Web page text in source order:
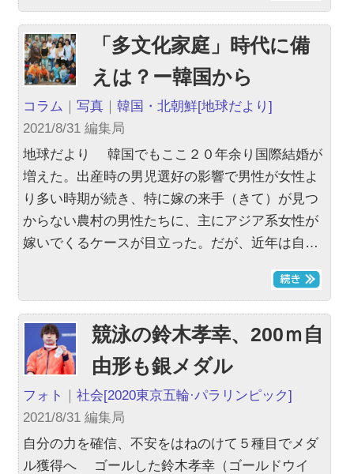
「多文化家庭」時代に備
えは？ー韓国から
コラム ｜写真 ｜韓国・北朝鮮[地球だより]
2021/8/31 編集局
地球だより 韓国でもここ２０年余り国際結婚が
増えた。出産時の男児選好の影響で男性が女性よ
り多い時期が続き、特に嫁の来手（きて）が見つ
からない農村の男性たちに、主にアジア系女性が
嫁いでくるケースが目立った。だが、近年は自…
競泳の鈴木孝幸、200ｍ自
由形も銀メダル
フォト ｜社会[2020東京五輪·パラリンピック]
2021/8/31 編集局
自分の力を確信、不安をはねのけて５種目でメダ
ル獲得へ ゴールした鈴木孝幸（ゴールドウイ